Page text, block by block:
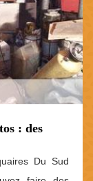
: des
Du Sud